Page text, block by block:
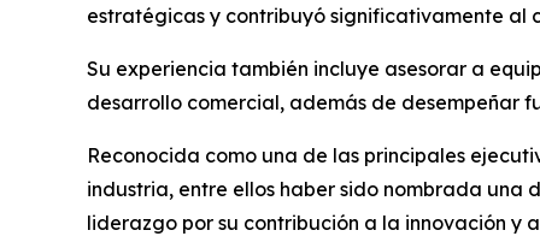
estratégicas y contribuyó significativamente al
Su experiencia también incluye asesorar a
desarrollo comercial, además de desempeñar
Reconocida como una de las principales
industria, entre ellos haber sido nombrada una
liderazgo por su contribución a la innovación y